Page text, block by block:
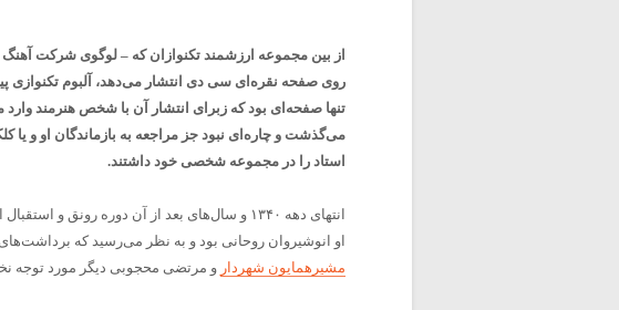
روی صفحه نقره‌ای سی دی انتشار می‌دهد، آلبوم
تنها صفحه‌ای بود که زبرای انتشار آن با شخص هنرمند
می‌گذشت و چاره‌ای نبود جز مراجعه به بازماندگان او و یا
استاد را در مجموعه شخصی خود داشتند.
انتهای دهه ۱۳۴۰ و سال‌های بعد از آن دوره رونق
او انوشیروان روحانی بود و به نظر می‌رسید که
مشیرهمایون شهردار و مرتضی محجوبی دیگر مورد توجه